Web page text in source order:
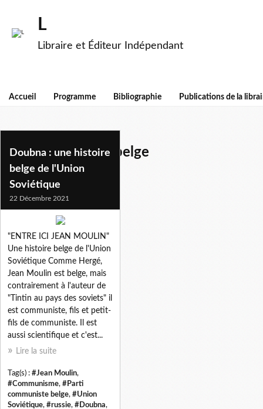
L
Libraire et Éditeur Indépendant
Accueil Programme Bibliographie Publications de la
parti communiste belge
Doubna : une histoire
belge de l'Union
Soviétique
22 Décembre 2021
"ENTRE ICI JEAN MOULIN"
Une histoire belge de l'Union
Soviétique Comme Hergé,
Jean Moulin est belge, mais
contrairement à l'auteur de
"Tintin au pays des soviets" il
est communiste, fils et petit-
fils de communiste. Il est
aussi scientifique et c'est...
Lire la suite
Tag(s) : #Jean Moulin,
#Communisme, #Parti
communiste belge, #Union
Soviétique, #russie, #Doubna,